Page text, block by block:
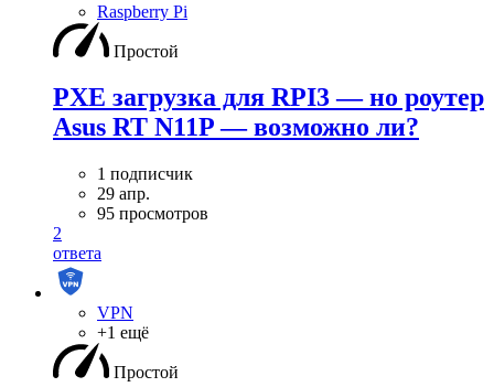
Raspberry Pi
Простой
PXE загрузка для RPI3 — но роутер
Asus RT N11P — возможно ли?
1 подписчик
29 апр.
95 просмотров
2
ответа
VPN
+1 ещё
Простой